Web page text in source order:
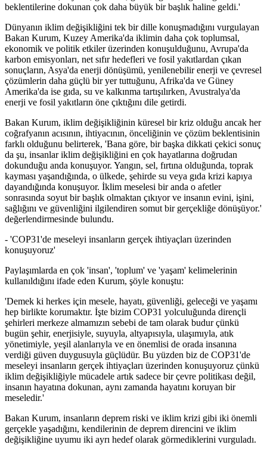
beklentilerine dokunan çok daha büyük bir başlık haline geldi.'
Dünyanın iklim değişikliğini tek bir dille konuşmadığını vurgulayan
Bakan Kurum, Kuzey Amerika'da iklimin daha çok toplumsal,
ekonomik ve politik etkiler üzerinden konuşulduğunu, Avrupa'da
karbon emisyonları, net sıfır hedefleri ve fosil yakıtlardan çıkan
sonuçların, Asya'da enerji dönüşümü, yenilenebilir enerji ve çevresel
çözümlerin daha güçlü bir yer tuttuğunu, Afrika'da ve Güney
Amerika'da ise gıda, su ve kalkınma tartışılırken, Avustralya'da
enerji ve fosil yakıtların öne çıktığını dile getirdi.
Bakan Kurum, iklim değişikliğinin küresel bir kriz olduğu ancak her
coğrafyanın acısının, ihtiyacının, önceliğinin ve çözüm beklentisinin
farklı olduğunu belirterek, 'Bana göre, bir başka dikkati çekici sonuç
da şu, insanlar iklim değişikliğini en çok hayatlarına doğrudan
dokunduğu anda konuşuyor. Yangın, sel, fırtına olduğunda, toprak
kayması yaşandığında, o ülkede, şehirde su veya gıda krizi kapıya
dayandığında konuşuyor. İklim meselesi bir anda o afetler
sonrasında soyut bir başlık olmaktan çıkıyor ve insanın evini, işini,
sağlığını ve güvenliğini ilgilendiren somut bir gerçekliğe dönüşüyor.'
değerlendirmesinde bulundu.
- 'COP31'de meseleyi insanların gerçek ihtiyaçları üzerinden
konuşuyoruz'
Paylaşımlarda en çok 'insan', 'toplum' ve 'yaşam' kelimelerinin
kullanıldığını ifade eden Kurum, şöyle konuştu:
'Demek ki herkes için mesele, hayatı, güvenliği, geleceği ve yaşamı
hep birlikte korumaktır. İşte bizim COP31 yolculuğunda dirençli
şehirleri merkeze almamızın sebebi de tam olarak budur çünkü
bugün şehir, enerjisiyle, suyuyla, altyapısıyla, ulaşımıyla, atık
yönetimiyle, yeşil alanlarıyla ve en önemlisi de orada insanına
verdiği güven duygusuyla güçlüdür. Bu yüzden biz de COP31'de
meseleyi insanların gerçek ihtiyaçları üzerinden konuşuyoruz çünkü
iklim değişikliğiyle mücadele artık sadece bir çevre politikası değil,
insanın hayatına dokunan, aynı zamanda hayatını koruyan bir
meseledir.'
Bakan Kurum, insanların deprem riski ve iklim krizi gibi iki önemli
gerçekle yaşadığını, kendilerinin de deprem direncini ve iklim
değişikliğine uyumu iki ayrı hedef olarak görmediklerini vurguladı.